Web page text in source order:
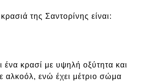
της Σαντορίνης είναι:
ένα κρασί με υψηλή οξύτητα και
αλκοόλ, ενώ έχει μέτριο σώμα